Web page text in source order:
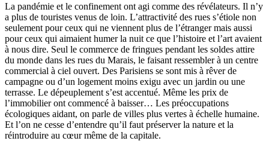
La pandémie et le confinement ont agi comme des révélateurs. Il n’y
a plus de touristes venus de loin. L’attractivité des rues s’étiole non
seulement pour ceux qui ne viennent plus de l’étranger mais aussi
pour ceux qui aimaient humer la nuit ce que l’histoire et l’art avaient
à nous dire. Seul le commerce de fringues pendant les soldes attire
du monde dans les rues du Marais, le faisant ressembler à un centre
commercial à ciel ouvert. Des Parisiens se sont mis à rêver de
campagne ou d’un logement moins exigu avec un jardin ou une
terrasse. Le dépeuplement s’est accentué. Même les prix de
l’immobilier ont commencé à baisser… Les préoccupations
écologiques aidant, on parle de villes plus vertes à échelle humaine.
Et l’on ne cesse d’entendre qu’il faut préserver la nature et la
réintroduire au cœur même de la capitale.